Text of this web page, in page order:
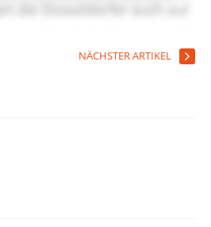
NÄCHSTER ARTIKEL